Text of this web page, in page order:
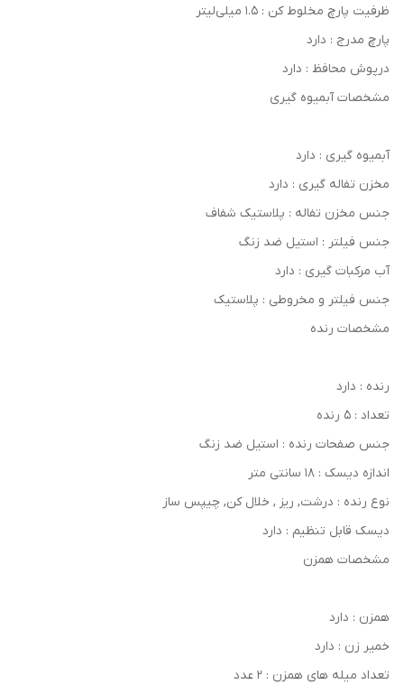
ظرفیت پارچ مخلوط کن : 1.5 میلی‌لیتر
پارچ مدرج : دارد
درپوش محافظ : دارد
مشخصات آبمیوه گیری
آبمیوه گیری : دارد
مخزن تفاله گیری : دارد
جنس مخزن تفاله : پلاستیک شفاف
جنس فیلتر : استیل ضد زنگ
آب مرکبات گيری : دارد
جنس فیلتر و مخروطی : پلاستیک
مشخصات رنده
رنده : دارد
تعداد : 5 رنده
جنس صفحات رنده : استیل ضد زنگ
اندازه دیسک : 18 سانتی متر
نوع رنده : درشت, ریز , خلال کن, چيپس ساز
دیسک قابل تنظیم : دارد
مشخصات همزن
همزن : دارد
خمیر زن : دارد
تعداد میله های همزن : 2 عدد